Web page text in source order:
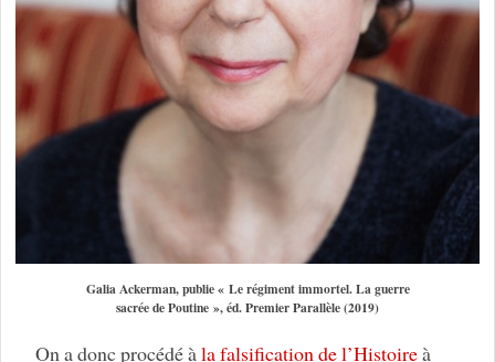
Galia Ackerman, publie « Le régiment immortel. La guerre
sacrée de Poutine », éd. Premier Parallèle (2019)
On a donc procédé àla falsification de l’Histoireà